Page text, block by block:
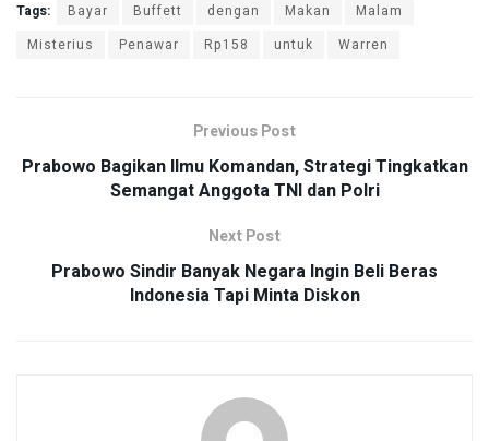
Tags: Bayar Buffett dengan Makan
Malam
Misterius
Penawar Rp158 untuk Warren
Previous Post
Prabowo Bagikan Ilmu Komandan, Strategi Tingkatkan
Semangat Anggota TNI dan Polri
Next Post
Prabowo Sindir Banyak Negara Ingin Beli Beras
Indonesia Tapi Minta Diskon